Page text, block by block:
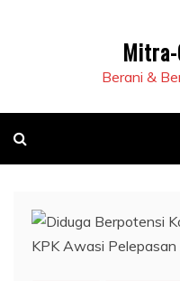
Mitra-
Berani &